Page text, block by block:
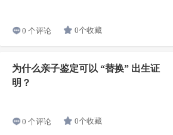
0 个评论 0个收藏
为什么亲子鉴定可以 “替换” 出生证
明？
0 个评论 0个收藏